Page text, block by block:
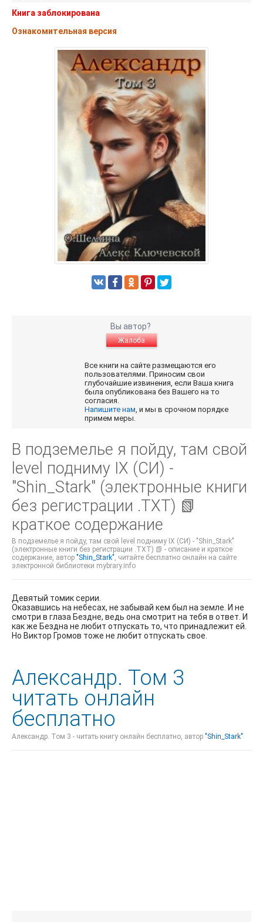
Книга заблокирована
Ознакомительная версия
Вы автор?
Жалоба
Все книги на сайте размещаются его
пользователями. Приносим свои
глубочайшие извинения, если Ваша книга
была опубликована без Вашего на то
согласия.
Напишите нам, и мы в срочном порядке
примем меры.
В подземелье я пойду, там свой
level подниму IX (СИ) -
"Shin_Stark" (электронные книги
без регистрации .TXT) 📗
краткое содержание
В подземелье я пойду, там свой level подниму IX (СИ) - "Shin_Stark"
(электронные книги без регистрации .TXT) 📗 - описание и краткое
содержание, автор "Shin_Stark", читайте бесплатно онлайн на сайте
электронной библиотеки mybrary.info
Девятый томик серии.
Оказавшись на небесах, не забывай кем был на земле. И не
смотри в глаза Бездне, ведь она смотрит на тебя в ответ. И
как же Бездна не любит отпускать то, что принадлежит ей.
Но Виктор Громов тоже не любит отпускать свое.
Александр. Том 3
читать онлайн
бесплатно
Александр. Том 3 - читать книгу онлайн бесплатно, автор "Shin_Stark"